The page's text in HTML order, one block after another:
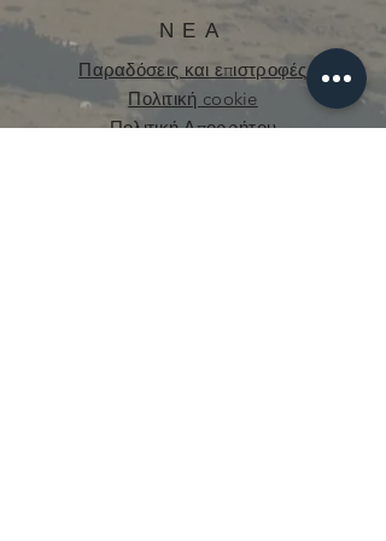
ΝΕΑ
Παραδόσεις και επιστροφές
Πολιτική cookie
Πολιτική Απορρήτου